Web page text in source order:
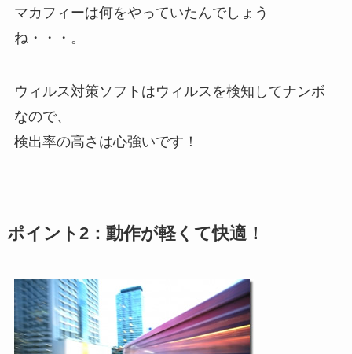
マカフィーは何をやっていたんでしょう
ね・・・。
ウィルス対策ソフトはウィルスを検知してナンボ
なので、
検出率の高さは心強いです！
ポイント2：動作が軽くて快適！